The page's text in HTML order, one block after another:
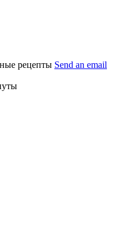
рецепты Send an email